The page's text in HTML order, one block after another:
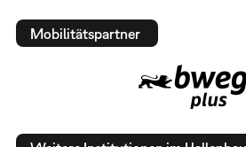
Mobilitätspartner